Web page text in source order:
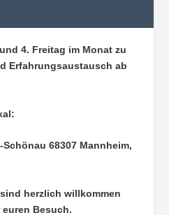
4. Freitag im Monat zu
Erfahrungsaustausch ab
Schönau68307 Mannheim,
herzlich willkommen
Besuch.